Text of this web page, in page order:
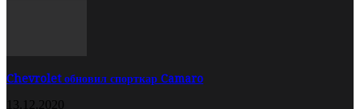
Chevrolet обновил спорткар Camaro
13.12.2020